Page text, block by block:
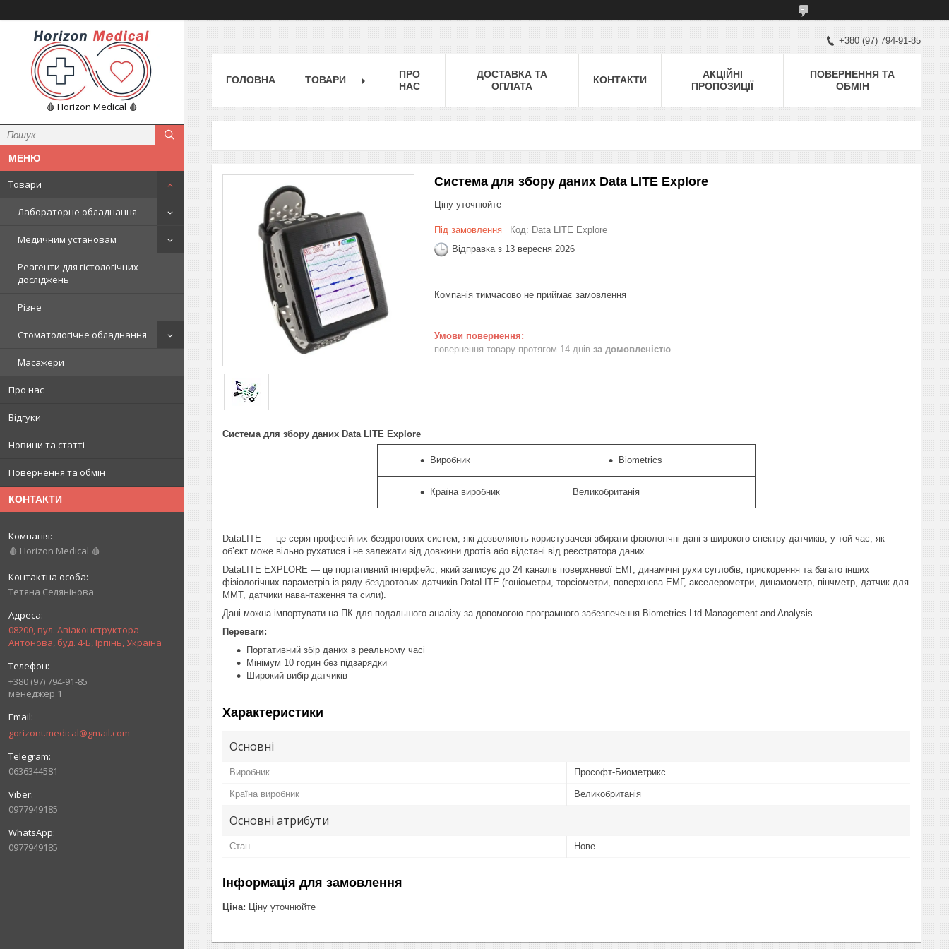
🩸 Horizon Medical 🩸
Товари
Лабораторне обладнання
Медичним установам
Реагенти для гістологічних
досліджень
Різне
Стоматологічне обладнання
Масажери
Про нас
Відгуки
Новини та статті
Повернення та обмін
КОНТАКТИ
🩸 Horizon Medical 🩸
Тетяна Селянінова
08200, вул. Авіаконструктора
Антонова, буд. 4-Б, Ірпінь, Україна
+380 (97) 794-91-85
менеджер 1
gorizont.medical@gmail.com
0636344581
0977949185
0977949185
+380 (97) 794-91-85
ГОЛОВНА ТОВАРИ
ПРО
НАС
ДОСТАВКА ТА
ОПЛАТА
КОНТАКТИ
АКЦІЙНІ
ПРОПОЗИЦІЇ
ПОВЕРНЕННЯ ТА
ОБМІН
Система для збору даних Data LITE Explore
Ціну уточнюйте
Під замовлення Код: Data LITE Explore
Відправка з 13 вересня 2026
Компанія тимчасово не приймає замовлення
повернення товару протягом 14 днів за домовленістю
Система для збору даних Data LITE Explore
Виробник Biometrics
Країна виробник Великобританія
DataLITE — це серія професійних бездротових систем, які дозволяють користувачеві збирати фізіологічні дані з широкого спектру датчиків, у той час, як
об’єкт може вільно рухатися і не залежати від довжини дротів або відстані від реєстратора даних.
DataLITE EXPLORE — це портативний інтерфейс, який записує до 24 каналів поверхневої ЕМГ, динамічні рухи суглобів, прискорення та багато інших
фізіологічних параметрів із ряду бездротових датчиків DataLITE (гоніометри, торсіометри, поверхнева ЕМГ, акселерометри, динамометр, пінчметр, датчик для
ММТ, датчики навантаження та сили).
Дані можна імпортувати на ПК для подальшого аналізу за допомогою програмного забезпечення Biometrics Ltd Management and Analysis.
Переваги:
Портативний збір даних в реальному часі
Мінімум 10 годин без підзарядки
Широкий вибір датчиків
Характеристики
Основні
Виробник Прософт-Биометрикс
Країна виробник Великобританія
Основні атрибути
Стан Нове
Інформація для замовлення
Ціна: Ціну уточнюйте